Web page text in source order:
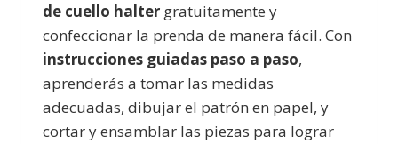
de cuello halter gratuitamente y
confeccionar la prenda de manera fácil. Con
instrucciones guiadas paso a paso,
aprenderás a tomar las medidas
adecuadas, dibujar el patrón en papel, y
cortar y ensamblar las piezas para lograr